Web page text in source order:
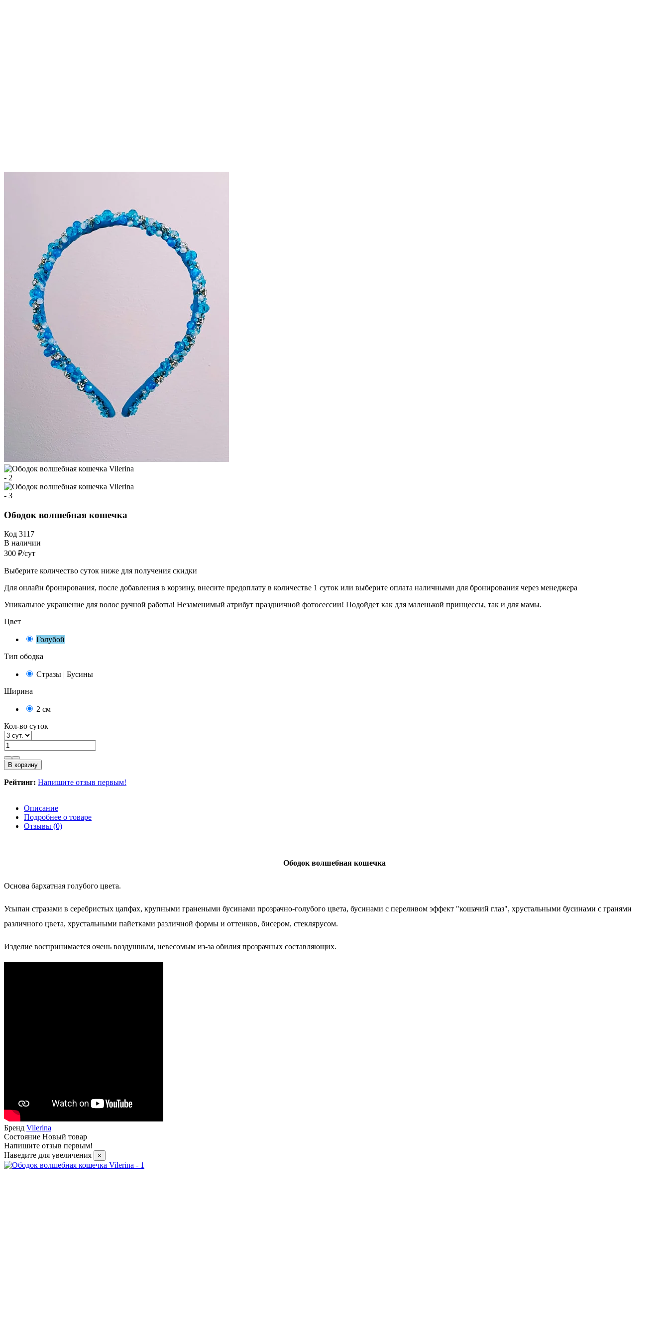
Ободок волшебная кошечка
Код 3117
В наличии
300 ₽/сут
Выберите количество суток ниже для получения скидки
Для онлайн бронирования, после добавления в корзину, внесите предоплату в количестве 1 суток или выберите оплата наличными для бронирования через менеджера
Уникальное украшение для волос ручной работы! Незаменимый атрибут праздничной фотосессии! Подойдет как для маленькой принцессы, так и для мамы.
Цвет
Голубой
Тип ободка
Стразы | Бусины
Ширина
2 см
Кол-во суток
В корзину
Рейтинг: Напишите отзыв первым!
Описание
Подробнее о товаре
Отзывы (0)
Ободок волшебная кошечка
Основа бархатная голубого цвета.
Усыпан стразами в серебристых цапфах, крупными гранеными бусинами прозрачно-голубого цвета, бусинами с переливом эффект "кошачий глаз", хрустальными бусинами с гранями
различного цвета, хрустальными пайетками различной формы и оттенков, бисером, стеклярусом.
Изделие воспринимается очень воздушным, невесомым из-за обилия прозрачных составляющих.
Бренд Vilerina
Состояние Новый товар
Напишите отзыв первым!
Наведите для увеличения
×